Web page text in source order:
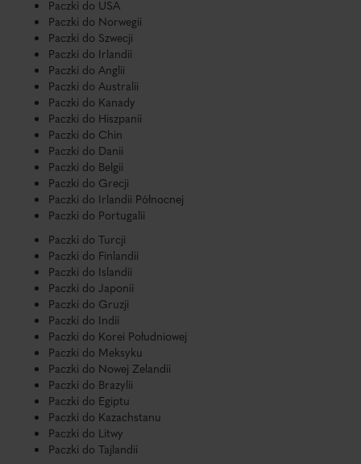
Paczki do USA
Paczki do Norwegii
Paczki do Szwecji
Paczki do Irlandii
Paczki do Anglii
Paczki do Australii
Paczki do Kanady
Paczki do Hiszpanii
Paczki do Chin
Paczki do Danii
Paczki do Belgii
Paczki do Grecji
Paczki do Irlandii Północnej
Paczki do Portugalii
Paczki do Turcji
Paczki do Finlandii
Paczki do Islandii
Paczki do Japonii
Paczki do Gruzji
Paczki do Indii
Paczki do Korei Południowej
Paczki do Meksyku
Paczki do Nowej Zelandii
Paczki do Brazylii
Paczki do Egiptu
Paczki do Kazachstanu
Paczki do Litwy
Paczki do Tajlandii